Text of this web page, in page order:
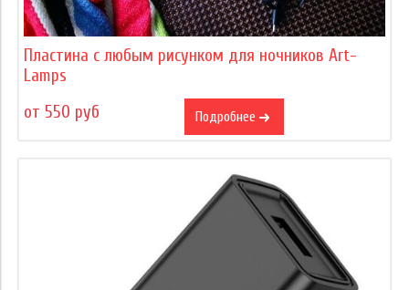
Пластина с любым рисунком для ночников Art-
Lamps
от 550 руб
Подробнее